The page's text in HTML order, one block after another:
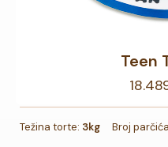
Teen
Težina torte: 3kg Broj